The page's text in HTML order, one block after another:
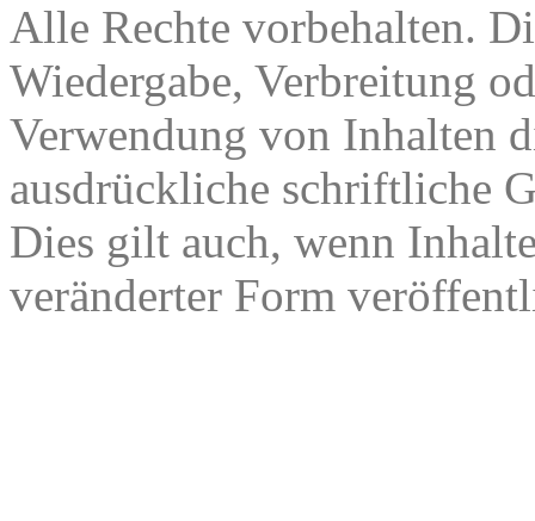
Alle Rechte vorbehalten.
Wiedergabe, Verbreitung
Verwendung von Inhalten
ausdrückliche schriftliche
Dies gilt auch, wenn
veränderter Form